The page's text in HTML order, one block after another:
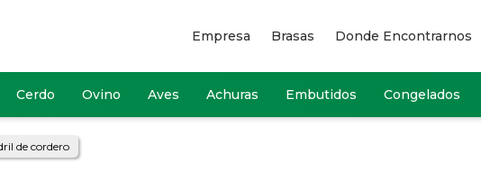
Cerdo Ovino Aves Achuras Embutidos Congelados
Empresa Brasas Donde Encontrarnos
de cordero